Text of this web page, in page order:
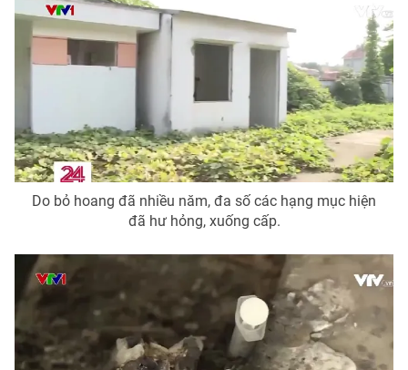
Photo Infographic
Video Shorts video
VTV Thể thao
VTV Sức khoẻ Bất động sản
Thị trường 24h Tấm lòng Việt
VTV4 Vươn mình bằng AI
VTV9 VTV8
Do bỏ hoang đã nhiều năm, đa số các hạng mục hiện
đã hư hỏng, xuống cấp.